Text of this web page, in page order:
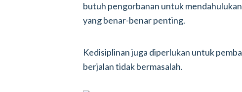
butuh pengorbanan untuk
yang benar-benar penting.
Kedisiplinan juga diperlukan untuk
berjalan tidak bermasalah.